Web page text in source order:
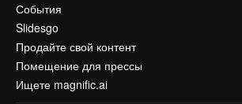
События
Slidesgo
Продайте свой контент
Помещение для прессы
Ищете magnific.ai